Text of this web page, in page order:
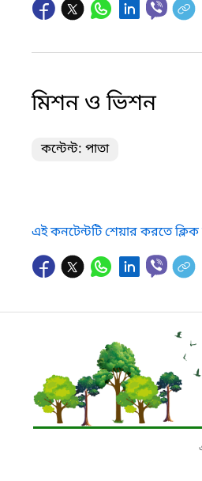
মিশন ও ভিশন
কন্টেন্ট: পাতা
এই কনটেন্টটি শেয়ার করতে